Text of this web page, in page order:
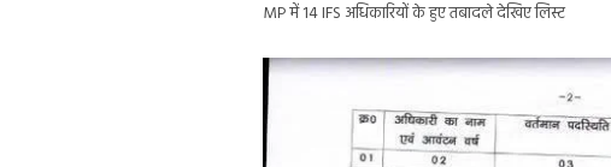
MP में 14 IFS अधिकारियों के हुए तबादले देखिए लिस्ट